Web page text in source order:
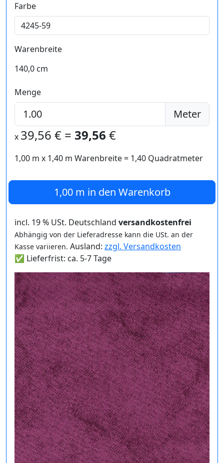
Farbe
Warenbreite
140,0 cm
Menge
Meter
x 39,56 € = 39,56 €
1,00 m x 1,40 m Warenbreite = 1,40 Quadratmeter
1,00 m in den Warenkorb
incl. 19 % USt. Deutschland versandkostenfrei
Abhängig von der Lieferadresse kann die USt. an der
Kasse variieren. Ausland: zzgl. Versandkosten
✅ Lieferfrist: ca. 5-7 Tage